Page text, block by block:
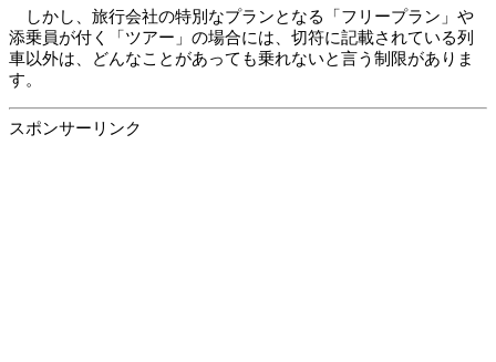
しかし、旅行会社の特別なプランとなる「フリープラン」や
添乗員が付く「ツアー」の場合には、切符に記載されている列
車以外は、どんなことがあっても乗れないと言う制限がありま
す。
スポンサーリンク